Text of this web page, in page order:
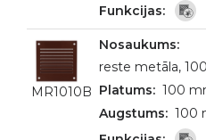
MR1010B
reste metāla,
100
100